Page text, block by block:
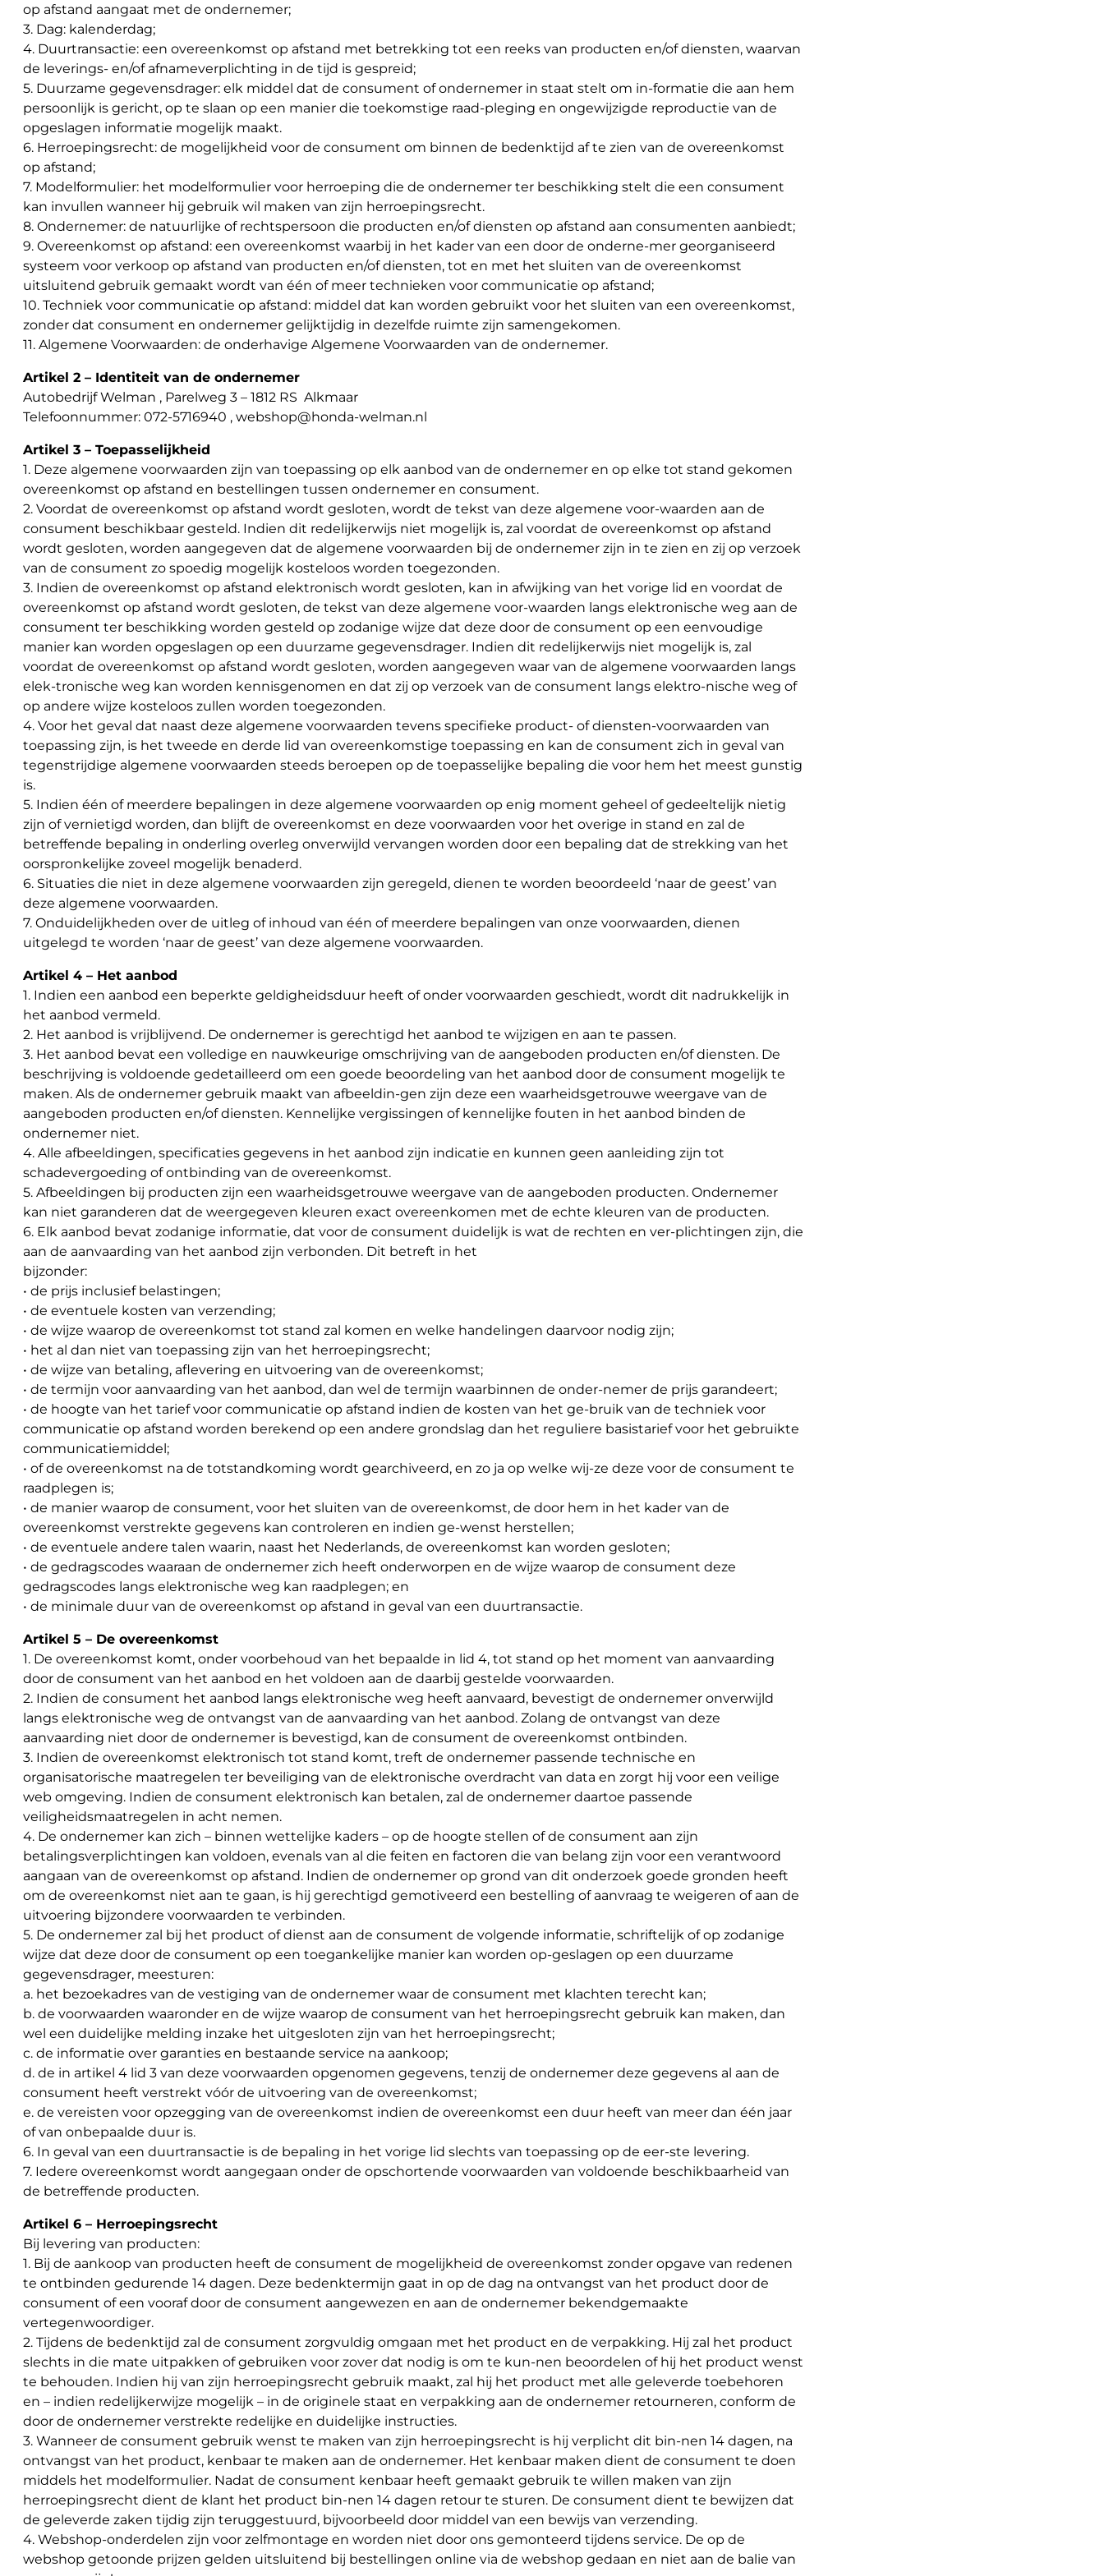
Waarschuwings­lampjes
Service
Pechhulp
Bandenspannings­lampje brandt
Poetsen en reinigen
Haal en breng service
WLTP-testmethode
Laadpaal plaatsen
Zomercheck
op afstand aangaat met de ondernemer;
3. Dag: kalenderdag;
4. Duurtransactie: een overeenkomst op afstand met betrekking tot een reeks van producten en/of diensten, waarvan
de leverings- en/of afnameverplichting in de tijd is gespreid;
5. Duurzame gegevensdrager: elk middel dat de consument of ondernemer in staat stelt om in-formatie die aan hem
persoonlijk is gericht, op te slaan op een manier die toekomstige raad-pleging en ongewijzigde reproductie van de
opgeslagen informatie mogelijk maakt.
6. Herroepingsrecht: de mogelijkheid voor de consument om binnen de bedenktijd af te zien van de overeenkomst
op afstand;
7. Modelformulier: het modelformulier voor herroeping die de ondernemer ter beschikking stelt die een consument
kan invullen wanneer hij gebruik wil maken van zijn herroepingsrecht.
8. Ondernemer: de natuurlijke of rechtspersoon die producten en/of diensten op afstand aan consumenten aanbiedt;
9. Overeenkomst op afstand: een overeenkomst waarbij in het kader van een door de onderne-mer georganiseerd
systeem voor verkoop op afstand van producten en/of diensten, tot en met het sluiten van de overeenkomst
uitsluitend gebruik gemaakt wordt van één of meer technieken voor communicatie op afstand;
10. Techniek voor communicatie op afstand: middel dat kan worden gebruikt voor het sluiten van een overeenkomst,
zonder dat consument en ondernemer gelijktijdig in dezelfde ruimte zijn samengekomen.
11. Algemene Voorwaarden: de onderhavige Algemene Voorwaarden van de ondernemer.
Artikel 2 – Identiteit van de ondernemer
Autobedrijf Welman , Parelweg 3 – 1812 RS Alkmaar
Telefoonnummer: 072-5716940 , webshop@honda-welman.nl
Artikel 3 – Toepasselijkheid
1. Deze algemene voorwaarden zijn van toepassing op elk aanbod van de ondernemer en op elke tot stand gekomen
overeenkomst op afstand en bestellingen tussen ondernemer en consument.
2. Voordat de overeenkomst op afstand wordt gesloten, wordt de tekst van deze algemene voor-waarden aan de
consument beschikbaar gesteld. Indien dit redelijkerwijs niet mogelijk is, zal voordat de overeenkomst op afstand
wordt gesloten, worden aangegeven dat de algemene voorwaarden bij de ondernemer zijn in te zien en zij op verzoek
van de consument zo spoedig mogelijk kosteloos worden toegezonden.
3. Indien de overeenkomst op afstand elektronisch wordt gesloten, kan in afwijking van het vorige lid en voordat de
overeenkomst op afstand wordt gesloten, de tekst van deze algemene voor-waarden langs elektronische weg aan de
consument ter beschikking worden gesteld op zodanige wijze dat deze door de consument op een eenvoudige
manier kan worden opgeslagen op een duurzame gegevensdrager. Indien dit redelijkerwijs niet mogelijk is, zal
voordat de overeenkomst op afstand wordt gesloten, worden aangegeven waar van de algemene voorwaarden langs
elek-tronische weg kan worden kennisgenomen en dat zij op verzoek van de consument langs elektro-nische weg of
op andere wijze kosteloos zullen worden toegezonden.
4. Voor het geval dat naast deze algemene voorwaarden tevens specifieke product- of diensten-voorwaarden van
toepassing zijn, is het tweede en derde lid van overeenkomstige toepassing en kan de consument zich in geval van
tegenstrijdige algemene voorwaarden steeds beroepen op de toepasselijke bepaling die voor hem het meest gunstig
is.
5. Indien één of meerdere bepalingen in deze algemene voorwaarden op enig moment geheel of gedeeltelijk nietig
zijn of vernietigd worden, dan blijft de overeenkomst en deze voorwaarden voor het overige in stand en zal de
betreffende bepaling in onderling overleg onverwijld vervangen worden door een bepaling dat de strekking van het
oorspronkelijke zoveel mogelijk benaderd.
6. Situaties die niet in deze algemene voorwaarden zijn geregeld, dienen te worden beoordeeld ‘naar de geest’ van
deze algemene voorwaarden.
7. Onduidelijkheden over de uitleg of inhoud van één of meerdere bepalingen van onze voorwaarden, dienen
uitgelegd te worden ‘naar de geest’ van deze algemene voorwaarden.
Artikel 4 – Het aanbod
1. Indien een aanbod een beperkte geldigheidsduur heeft of onder voorwaarden geschiedt, wordt dit nadrukkelijk in
het aanbod vermeld.
2. Het aanbod is vrijblijvend. De ondernemer is gerechtigd het aanbod te wijzigen en aan te passen.
3. Het aanbod bevat een volledige en nauwkeurige omschrijving van de aangeboden producten en/of diensten. De
beschrijving is voldoende gedetailleerd om een goede beoordeling van het aanbod door de consument mogelijk te
maken. Als de ondernemer gebruik maakt van afbeeldin-gen zijn deze een waarheidsgetrouwe weergave van de
aangeboden producten en/of diensten. Kennelijke vergissingen of kennelijke fouten in het aanbod binden de
ondernemer niet.
4. Alle afbeeldingen, specificaties gegevens in het aanbod zijn indicatie en kunnen geen aanleiding zijn tot
schadevergoeding of ontbinding van de overeenkomst.
5. Afbeeldingen bij producten zijn een waarheidsgetrouwe weergave van de aangeboden producten. Ondernemer
kan niet garanderen dat de weergegeven kleuren exact overeenkomen met de echte kleuren van de producten.
6. Elk aanbod bevat zodanige informatie, dat voor de consument duidelijk is wat de rechten en ver-plichtingen zijn, die
aan de aanvaarding van het aanbod zijn verbonden. Dit betreft in het
bijzonder:
• de prijs inclusief belastingen;
• de eventuele kosten van verzending;
• de wijze waarop de overeenkomst tot stand zal komen en welke handelingen daarvoor nodig zijn;
• het al dan niet van toepassing zijn van het herroepingsrecht;
• de wijze van betaling, aflevering en uitvoering van de overeenkomst;
• de termijn voor aanvaarding van het aanbod, dan wel de termijn waarbinnen de onder-nemer de prijs garandeert;
• de hoogte van het tarief voor communicatie op afstand indien de kosten van het ge-bruik van de techniek voor
communicatie op afstand worden berekend op een andere grondslag dan het reguliere basistarief voor het gebruikte
communicatiemiddel;
• of de overeenkomst na de totstandkoming wordt gearchiveerd, en zo ja op welke wij-ze deze voor de consument te
raadplegen is;
• de manier waarop de consument, voor het sluiten van de overeenkomst, de door hem in het kader van de
overeenkomst verstrekte gegevens kan controleren en indien ge-wenst herstellen;
• de eventuele andere talen waarin, naast het Nederlands, de overeenkomst kan worden gesloten;
• de gedragscodes waaraan de ondernemer zich heeft onderworpen en de wijze waarop de consument deze
gedragscodes langs elektronische weg kan raadplegen; en
• de minimale duur van de overeenkomst op afstand in geval van een duurtransactie.
Artikel 5 – De overeenkomst
1. De overeenkomst komt, onder voorbehoud van het bepaalde in lid 4, tot stand op het moment van aanvaarding
door de consument van het aanbod en het voldoen aan de daarbij gestelde voorwaarden.
2. Indien de consument het aanbod langs elektronische weg heeft aanvaard, bevestigt de ondernemer onverwijld
langs elektronische weg de ontvangst van de aanvaarding van het aanbod. Zolang de ontvangst van deze
aanvaarding niet door de ondernemer is bevestigd, kan de consument de overeenkomst ontbinden.
3. Indien de overeenkomst elektronisch tot stand komt, treft de ondernemer passende technische en
organisatorische maatregelen ter beveiliging van de elektronische overdracht van data en zorgt hij voor een veilige
web omgeving. Indien de consument elektronisch kan betalen, zal de ondernemer daartoe passende
veiligheidsmaatregelen in acht nemen.
4. De ondernemer kan zich – binnen wettelijke kaders – op de hoogte stellen of de consument aan zijn
betalingsverplichtingen kan voldoen, evenals van al die feiten en factoren die van belang zijn voor een verantwoord
aangaan van de overeenkomst op afstand. Indien de ondernemer op grond van dit onderzoek goede gronden heeft
om de overeenkomst niet aan te gaan, is hij gerechtigd gemotiveerd een bestelling of aanvraag te weigeren of aan de
uitvoering bijzondere voorwaarden te verbinden.
5. De ondernemer zal bij het product of dienst aan de consument de volgende informatie, schriftelijk of op zodanige
wijze dat deze door de consument op een toegankelijke manier kan worden op-geslagen op een duurzame
gegevensdrager, meesturen:
a. het bezoekadres van de vestiging van de ondernemer waar de consument met klachten terecht kan;
b. de voorwaarden waaronder en de wijze waarop de consument van het herroepingsrecht gebruik kan maken, dan
wel een duidelijke melding inzake het uitgesloten zijn van het herroepingsrecht;
c. de informatie over garanties en bestaande service na aankoop;
d. de in artikel 4 lid 3 van deze voorwaarden opgenomen gegevens, tenzij de ondernemer deze gegevens al aan de
consument heeft verstrekt vóór de uitvoering van de overeenkomst;
e. de vereisten voor opzegging van de overeenkomst indien de overeenkomst een duur heeft van meer dan één jaar
of van onbepaalde duur is.
6. In geval van een duurtransactie is de bepaling in het vorige lid slechts van toepassing op de eer-ste levering.
7. Iedere overeenkomst wordt aangegaan onder de opschortende voorwaarden van voldoende beschikbaarheid van
de betreffende producten.
Artikel 6 – Herroepingsrecht
Bij levering van producten:
1. Bij de aankoop van producten heeft de consument de mogelijkheid de overeenkomst zonder opgave van redenen
te ontbinden gedurende 14 dagen. Deze bedenktermijn gaat in op de dag na ontvangst van het product door de
consument of een vooraf door de consument aangewezen en aan de ondernemer bekendgemaakte
vertegenwoordiger.
2. Tijdens de bedenktijd zal de consument zorgvuldig omgaan met het product en de verpakking. Hij zal het product
slechts in die mate uitpakken of gebruiken voor zover dat nodig is om te kun-nen beoordelen of hij het product wenst
te behouden. Indien hij van zijn herroepingsrecht gebruik maakt, zal hij het product met alle geleverde toebehoren
en – indien redelijkerwijze mogelijk – in de originele staat en verpakking aan de ondernemer retourneren, conform de
door de ondernemer verstrekte redelijke en duidelijke instructies.
3. Wanneer de consument gebruik wenst te maken van zijn herroepingsrecht is hij verplicht dit bin-nen 14 dagen, na
ontvangst van het product, kenbaar te maken aan de ondernemer. Het kenbaar maken dient de consument te doen
middels het modelformulier. Nadat de consument kenbaar heeft gemaakt gebruik te willen maken van zijn
herroepingsrecht dient de klant het product bin-nen 14 dagen retour te sturen. De consument dient te bewijzen dat
de geleverde zaken tijdig zijn teruggestuurd, bijvoorbeeld door middel van een bewijs van verzending.
4. Webshop-onderdelen zijn voor zelfmontage en worden niet door ons gemonteerd tijdens service. De op de
webshop getoonde prijzen gelden uitsluitend bij bestellingen online via de webshop gedaan en niet aan de balie van